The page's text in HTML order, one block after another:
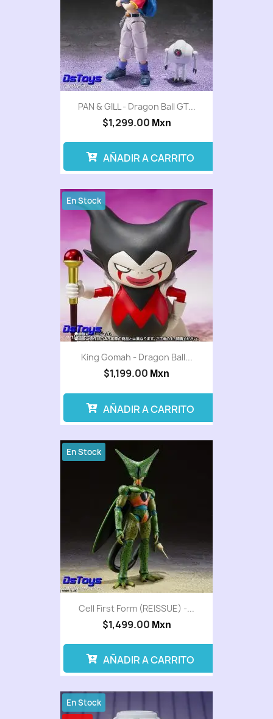
PAN & GILL - Dragon Ball GT...
$1,299.00 Mxn
AÑADIR A CARRITO
King Gomah - Dragon Ball...
$1,199.00 Mxn
En Stock
AÑADIR A CARRITO
Cell First Form (REISSUE) -...
$1,499.00 Mxn
En Stock
AÑADIR A CARRITO
En Stock